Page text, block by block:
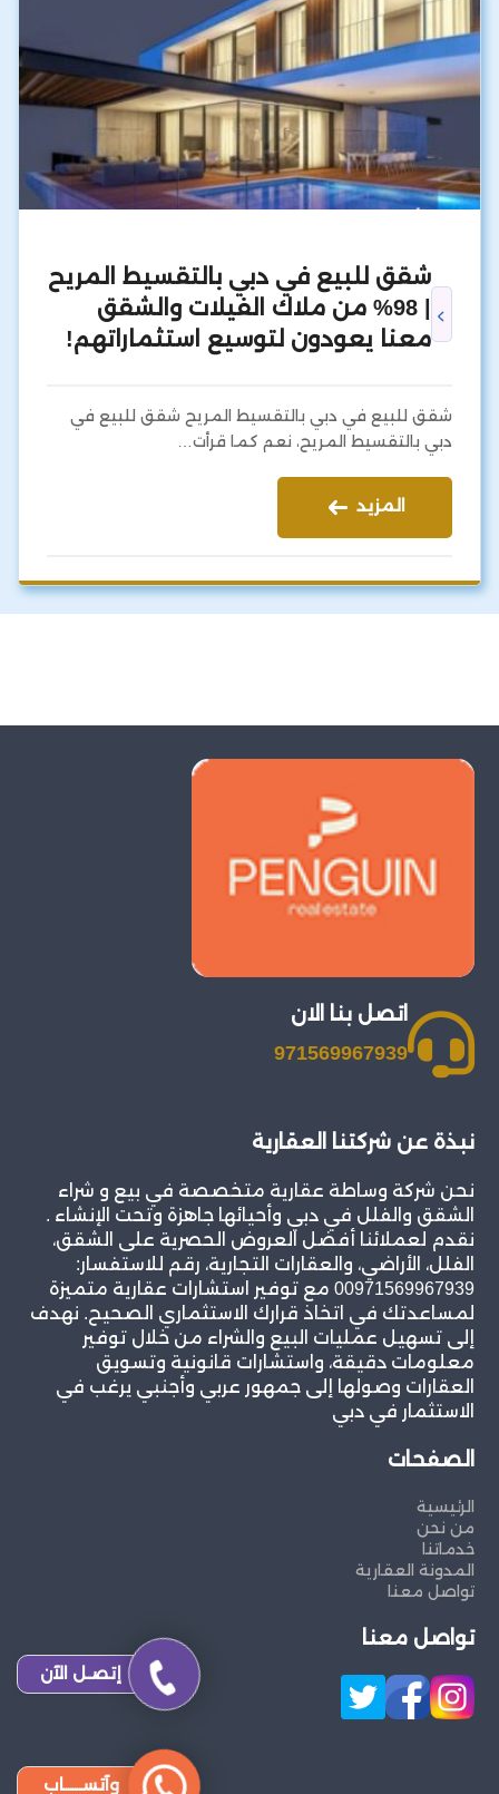
شقق للبيع في دبي بالتقسيط المريح
| 98% من ملاك الفيلات والشقق
معنا يعودون لتوسيع استثماراتهم!
شقق للبيع في دبي بالتقسيط المريح شقق للبيع في
دبي بالتقسيط المريح، نعم كما قرأت…
المزيد
اتصل بنا الان
971569967939
نبذة عن شركتنا العقارية
نحن شركة وساطة عقارية متخصصة في بيع و شراء
الشقق والفلل في دبي وأحيائها جاهزة وتحت الإنشاء .
نقدم لعملائنا أفضل العروض الحصرية على الشقق،
الفلل، الأراضي، والعقارات التجارية، رقم للاستفسار:
00971569967939 مع توفير استشارات عقارية متميزة
لمساعدتك في اتخاذ قرارك الاستثماري الصحيح. نهدف
إلى تسهيل عمليات البيع والشراء من خلال توفير
معلومات دقيقة، واستشارات قانونية وتسويق
العقارات وصولها إلى جمهور عربي وأجنبي يرغب في
الاستثمار في دبي
الصفحات
الرئيسية
من نحن
خدماتنا
المدونة العقارية
تواصل معنا
تواصل معنا
إتصـل الآن
وآتســــاب